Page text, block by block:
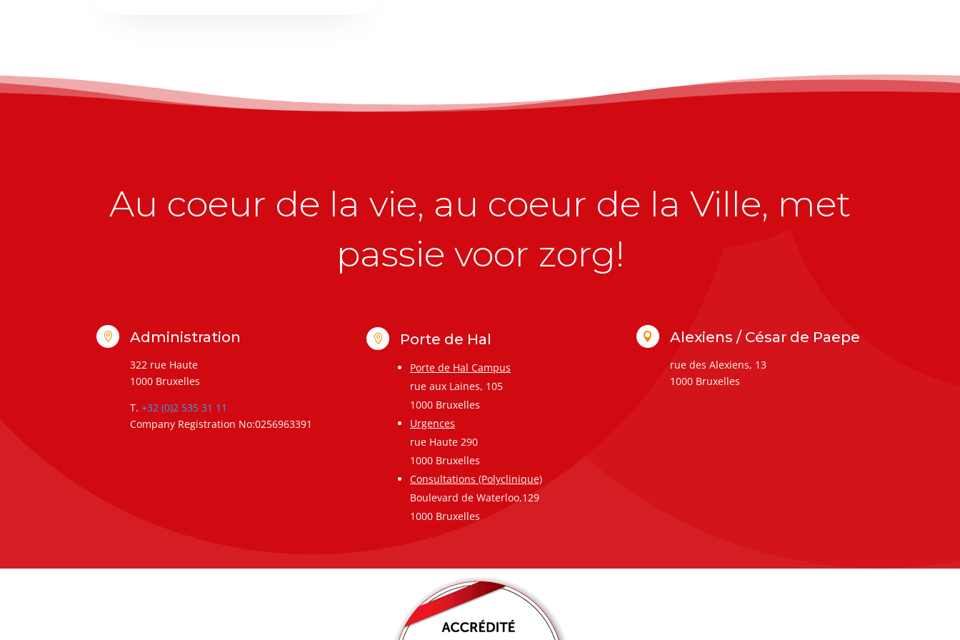
Au coeur de la vie, au coeur de la Ville, met
passie voor zorg!
 Administration
322 rue Haute
1000 Bruxelles
T. +32 (0)2 535 31 11
Company Registration No:0256963391
 Porte de Hal
Porte de Hal Campus
rue aux Laines, 105
1000 Bruxelles
Urgences
rue Haute 290
1000 Bruxelles
Consultations (Polyclinique)
Boulevard de Waterloo,129
1000 Bruxelles
 Alexiens / César de Paepe
rue des Alexiens, 13
1000 Bruxelles